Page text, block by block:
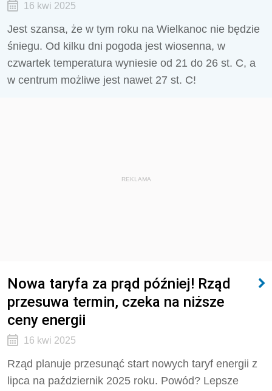
16 kwi 2025
Jest szansa, że w tym roku na Wielkanoc nie będzie
śniegu. Od kilku dni pogoda jest wiosenna, w
czwartek temperatura wyniesie od 21 do 26 st. C, a
w centrum możliwe jest nawet 27 st. C!
REKLAMA
Nowa taryfa za prąd później! Rząd
przesuwa termin, czeka na niższe
ceny energii
16 kwi 2025
Rząd planuje przesunąć start nowych taryf energii z
lipca na październik 2025 roku. Powód? Lepsze